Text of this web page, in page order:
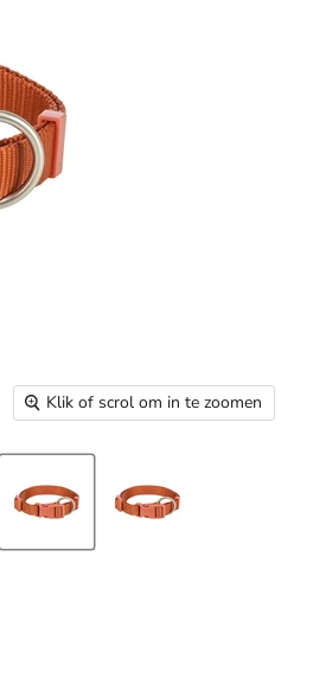
Klik of scrol om in te zoomen